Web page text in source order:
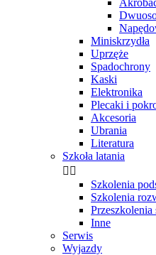
Miniskrzydła
Uprzęże
Spadochrony
Kaski
Elektronika
Plecaki i
Akcesoria
Ubrania
Literatura
Szkoła latania
 
Szkolenia
Szkolenia
Przeszkolenia
Inne
Serwis
Wyjazdy